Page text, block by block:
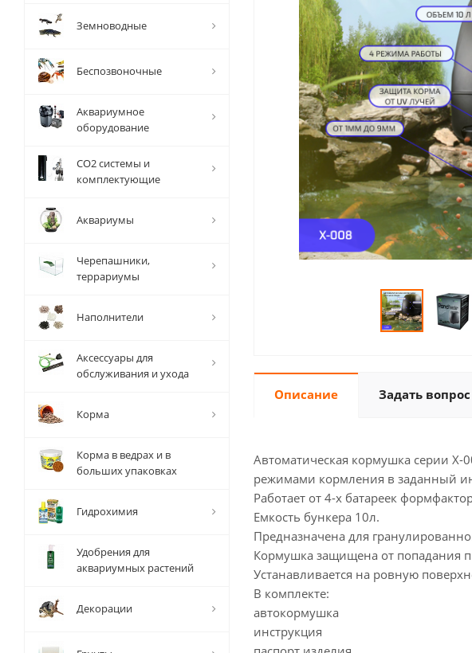
Описание Задать вопрос
Автоматическая кормушка серии X-
режимами кормления в заданный
Работает от 4-х батареек
Емкость бункера 10л.
Предназначена для
Кормушка защищена от попадания
Устанавливается на ровную
В комплекте:
автокормушка
инструкция
Земноводные
Беспозвоночные
Аквариумное
оборудование
СО2 системы и
комплектующие
Аквариумы
Черепашники,
террариумы
Наполнители
Аксессуары для
обслуживания и ухода
Корма
Корма в ведрах и в
больших упаковках
Гидрохимия
Удобрения для
аквариумных растений
Декорации